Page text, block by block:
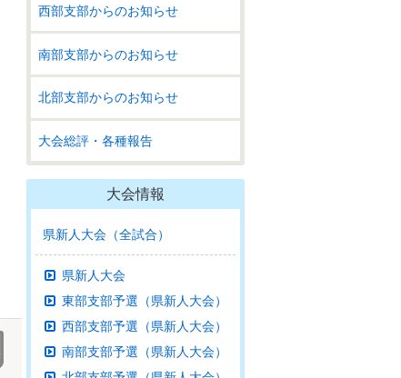
西部支部からのお知らせ
南部支部からのお知らせ
北部支部からのお知らせ
大会総評・各種報告
大会情報
県新人大会（全試合）
県新人大会
東部支部予選（県新人大会）
西部支部予選（県新人大会）
南部支部予選（県新人大会）